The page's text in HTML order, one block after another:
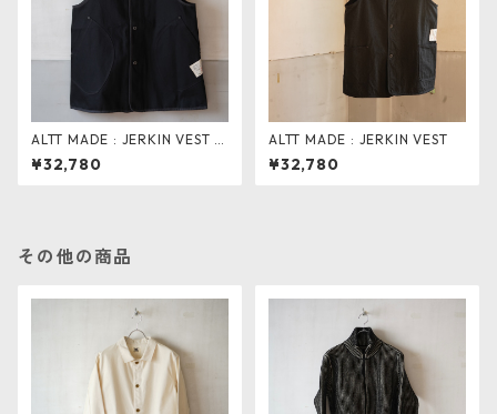
ALTT MADE : JERKIN VEST .
black dnm
¥32,780
ALTT MADE : JERKIN VEST
¥32,780
その他の商品